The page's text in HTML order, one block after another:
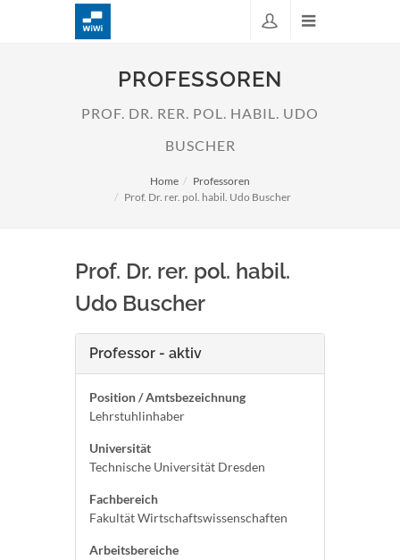
PROFESSOREN
PROF. DR. RER. POL. HABIL. UDO
BUSCHER
Home
Professoren
Prof. Dr. rer. pol. habil. Udo Buscher
Prof. Dr. rer. pol. habil.
Udo Buscher
Professor - aktiv
Position / Amtsbezeichnung
Lehrstuhlinhaber
Universität
Technische Universität Dresden
Fachbereich
Fakultät Wirtschaftswissenschaften
Arbeitsbereiche